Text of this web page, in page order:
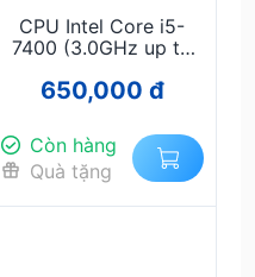
CPU Intel Core i5-
7400 (3.0GHz up to
Luồng, LGA 1151) - Bộ
7 giá rẻ, CPU i5 7400
Tray chính hãng chuẩn
SEO
650,000 đ
Còn hàng
Quà tặng